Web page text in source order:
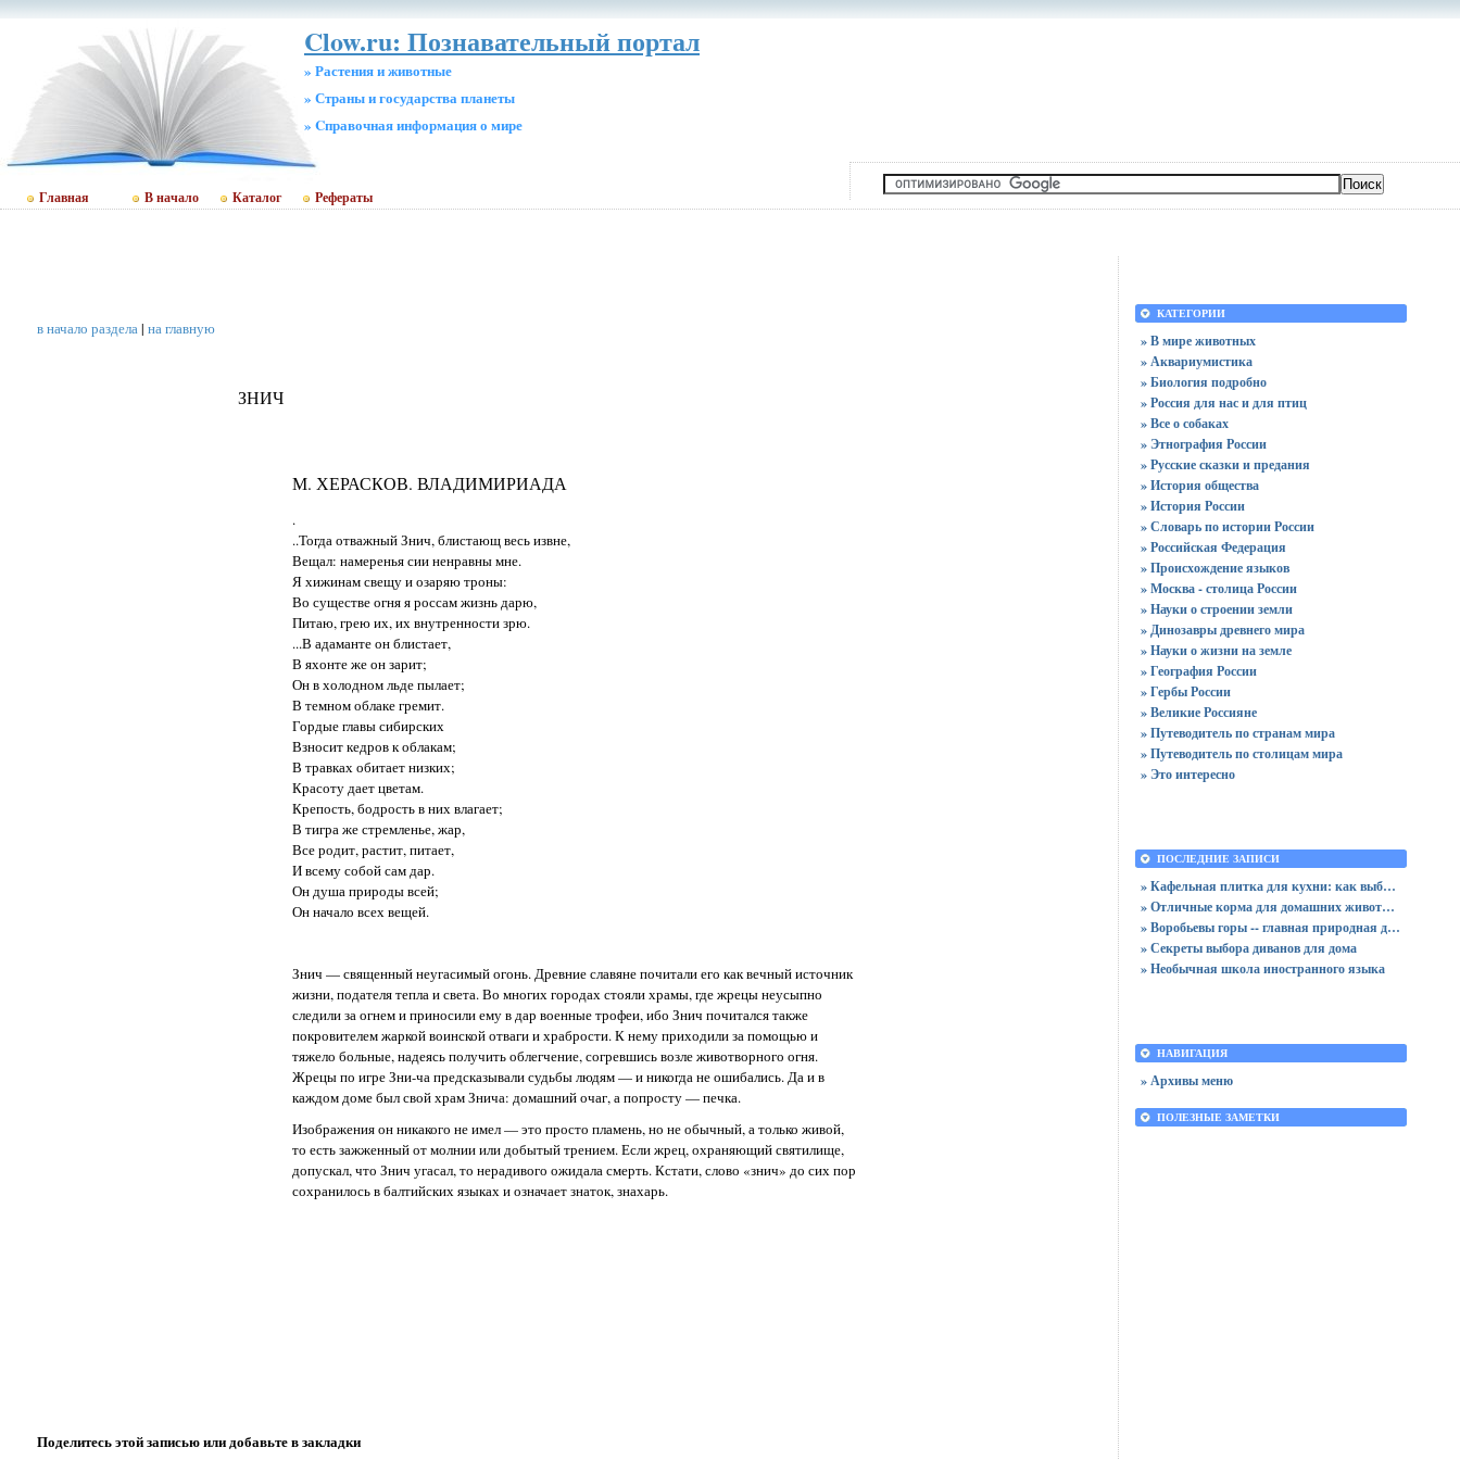
Clow.ru: Познавательный портал
» Растения и животные
» Страны и государства планеты
» Cправочная информация о мире
Главная В начало Каталог Рефераты
в начало раздела| на главную
ЗНИЧ
М. ХЕРАСКОВ. ВЛАДИМИРИАДА
.
..Тогда отважный Знич, блистающ весь извне,
Вещал: намеренья сии ненравны мне.
Я хижинам свещу и озаряю троны:
Во существе огня я россам жизнь дарю,
Питаю, грею их, их внутренности зрю.
...В адаманте он блистает,
В яхонте же он зарит;
Он в холодном льде пылает;
В темном облаке гремит.
Гордые главы сибирских
Взносит кедров к облакам;
В травках обитает низких;
Красоту дает цветам.
Крепость, бодрость в них влагает;
В тигра же стремленье, жар,
Все родит, растит, питает,
И всему собой сам дар.
Он душа природы всей;
Он начало всех вещей.
Знич — священный неугасимый огонь. Древние славяне почитали его как вечный источник
жизни, подателя тепла и света. Во многих городах стояли храмы, где жрецы неусыпно
следили за огнем и приносили ему в дар военные трофеи, ибо Знич почитался также
покровителем жаркой воинской отваги и храбрости. К нему приходили за помощью и
тяжело больные, надеясь получить облегчение, согревшись возле животворного огня.
Жрецы по игре Зни-ча предсказывали судьбы людям — и никогда не ошибались. Да и в
каждом доме был свой храм Знича: домашний очаг, а попросту — печка.
Изображения он никакого не имел — это просто пламень, но не обычный, а только живой,
то есть зажженный от молнии или добытый трением. Если жрец, охраняющий святилище,
допускал, что Знич угасал, то нерадивого ожидала смерть. Кстати, слово «знич» до сих пор
сохранилось в балтийских языках и означает знаток, знахарь.
Поделитесь этой записью или добавьте в закладки
КАТЕГОРИИ
» В мире животных
» Аквариумистика
» Биология подробно
» Россия для нас и для птиц
» Все о собаках
» Этнография России
» Русские сказки и предания
» История общества
» История России
» Словарь по истории России
» Российская Федерация
» Происхождение языков
» Москва - столица России
» Науки о строении земли
» Динозавры древнего мира
» Науки о жизни на земле
» География России
» Гербы России
» Великие Россияне
» Путеводитель по странам мира
» Путеводитель по столицам мира
» Это интересно
ПОСЛЕДНИЕ ЗАПИСИ
» Кафельная плитка для кухни: как выбрать практичную отделку
» Отличные корма для домашних животных
» Воробьевы горы -- главная природная достопримечательность Москвы
» Секреты выбора диванов для дома
» Необычная школа иностранного языка
НАВИГАЦИЯ
» Архивы меню
ПОЛЕЗНЫЕ ЗАМЕТКИ